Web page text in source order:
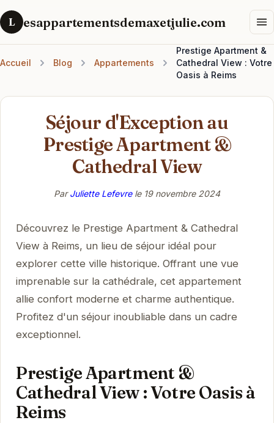
L esappartementsdemaxetjulie.com
Accueil Blog Appartements
Prestige Apartment &
Cathedral View : Votre
Oasis à Reims
Séjour d'Exception au
Prestige Apartment &
Cathedral View
ParJuliette Lefevrele 19 novembre 2024
Découvrez le Prestige Apartment & Cathedral
View à Reims, un lieu de séjour idéal pour
explorer cette ville historique. Offrant une vue
imprenable sur la cathédrale, cet appartement
allie confort moderne et charme authentique.
Profitez d'un séjour inoubliable dans un cadre
exceptionnel.
Prestige Apartment &
Cathedral View : Votre Oasis à
Reims